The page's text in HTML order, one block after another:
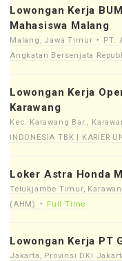
Lowongan Kerja
Mahasiswa Malang
Malang, Jawa Timur
PT.
Angkatan Bersenjata
Lowongan Kerja
Karawang
Kec. Karawang Bar.,
INDONESIA TBK | KARIER
Loker Astra Honda
Telukjambe Timur,
(AHM)
Full Time
Lowongan Kerja PT
Jakarta, Provinsi DKI